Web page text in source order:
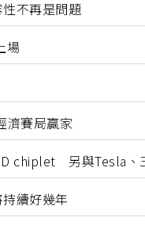
不再是問題
場
濟賽局贏家
chiplet 另與Tesla、
續好幾年